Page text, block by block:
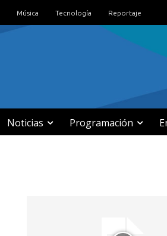
Música Tecnología Reportaje
Noticias Programación